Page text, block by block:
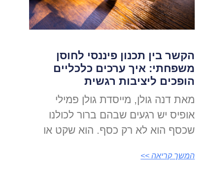
הקשר בין תכנון פיננסי לחוסן
משפחתי: איך ערכים כלכליים
הופכים ליציבות רגשית
מאת דנה גולן, מייסדת גולן פמילי
אופיס יש רגעים שבהם ברור לכולנו
שכסף הוא לא רק כסף. הוא שקט או
המשך קריאה >>